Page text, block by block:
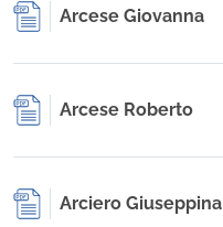
Arcese Giovanna
Arcese Roberto
Arciero Giuseppina